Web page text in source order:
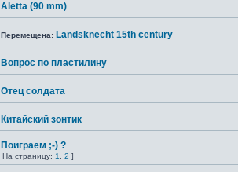
Aletta (90 mm)
Перемещена: Landsknecht 15th century
Вопрос по пластилину
Отец солдата
Китайский зонтик
Поиграем ;-) ?
На страницу: 1 2 ]